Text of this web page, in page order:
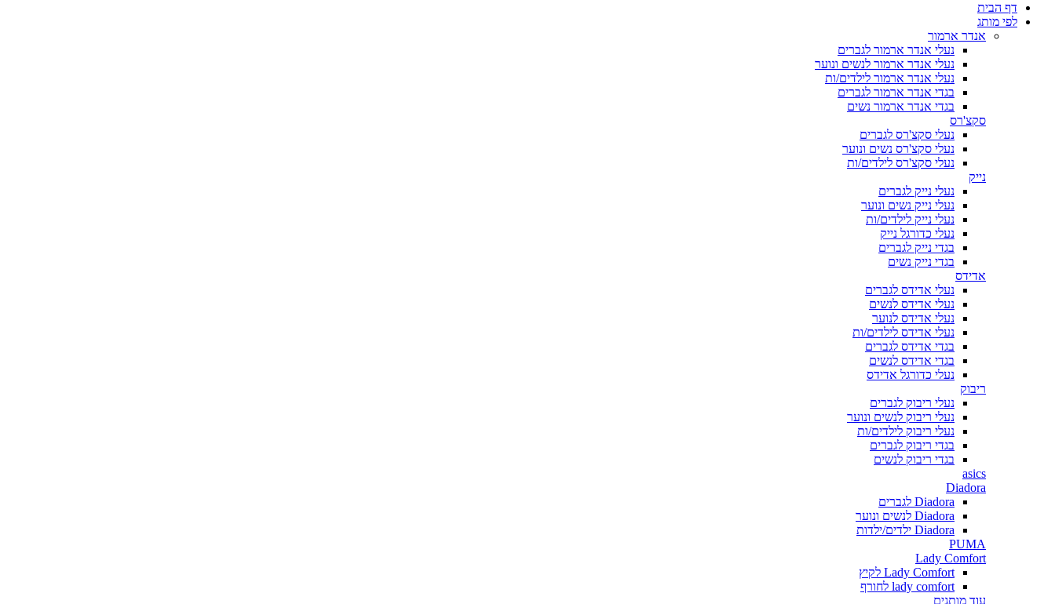
דף הבית
לפי מותג
אנדר ארמור
נעלי אנדר ארמור לגברים
נעלי אנדר ארמור לנשים ונוער
נעלי אנדר ארמור לילדים/ות
בגדי אנדר ארמור לגברים
בגדי אנדר ארמור נשים
סקצ'רס
נעלי סקצ'רס לגברים
נעלי סקצ'רס נשים ונוער
נעלי סקצ'רס לילדים/ות
נייק
נעלי נייק לגברים
נעלי נייק נשים ונוער
נעלי נייק לילדים/ות
נעלי כדורגל נייק
בגדי נייק לגברים
בגדי נייק נשים
אדידס
נעלי אדידס לגברים
נעלי אדידס לנשים
נעלי אדידס לנוער
נעלי אדידס לילדים/ות
בגדי אדידס לגברים
בגדי אדידס לנשים
נעלי כדורגל אדידס
ריבוק
נעלי ריבוק לגברים
נעלי ריבוק לנשים ונוער
נעלי ריבוק לילדים/ות
בגדי ריבוק לגברים
בגדי ריבוק לנשים
asics
Diadora
Diadora לגברים
Diadora לנשים ונוער
Diadora ילדים/ילדות
PUMA
Lady Comfort
Lady Comfort לקיץ
lady comfort לחורף
עוד מותגים